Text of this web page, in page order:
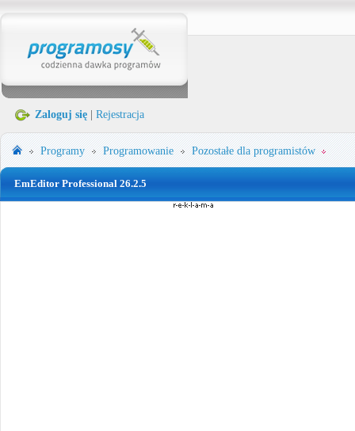
Zaloguj się Rejestracja
Programy Programowanie Pozostałe dla programistów
EmEditor Professional 26.2.5